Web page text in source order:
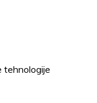
tehnologije